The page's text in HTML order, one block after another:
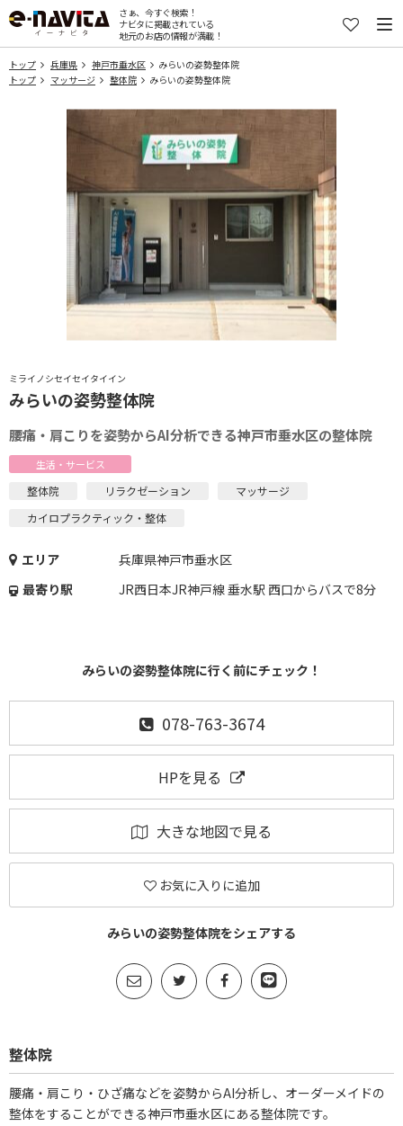
さぁ、今すぐ検索！
ナビタに掲載されている
地元のお店の情報が満載！
トップ 兵庫県 神戸市垂水区
みらいの姿勢整体院
トップ
マッサージ 整体院 みらいの姿勢整体院
ミライノシセイセイタイイン
みらいの姿勢整体院
腰痛・肩こりを姿勢からAI分析できる神戸市垂水区の整体院
生活・サービス
整体院 リラクゼーション
マッサージ
カイロプラクティック・整体
エリア
兵庫県神戸市垂水区
最寄り駅
JR西日本JR神戸線 垂水駅 西口からバスで8分
みらいの姿勢整体院に行く前にチェック！
078-763-3674
HPを見る
大きな地図で見る
お気に入りに追加
みらいの姿勢整体院をシェアする
整体院
腰痛・肩こり・ひざ痛などを姿勢からAI分析し、オーダーメイドの
整体をすることができる神戸市垂水区にある整体院です。